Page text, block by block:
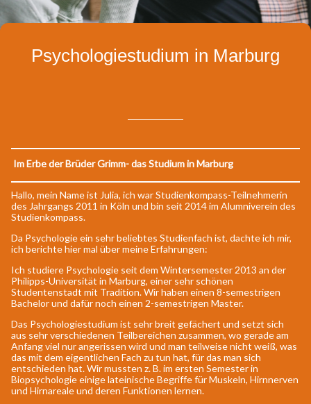
Psychologiestudium in Marburg
Im Erbe der Brüder Grimm- das Studium in Marburg
Hallo, mein Name ist Julia, ich war Studienkompass-Teilnehmerin
des Jahrgangs 2011 in Köln und bin seit 2014 im Alumniverein des
Studienkompass.
Da Psychologie ein sehr beliebtes Studienfach ist, dachte ich mir,
ich berichte hier mal über meine Erfahrungen:
Ich studiere Psychologie seit dem Wintersemester 2013 an der
Philipps-Universität in Marburg, einer sehr schönen
Studentenstadt mit Tradition. Wir haben einen 8-semestrigen
Bachelor und dafür noch einen 2-semestrigen Master.
Das Psychologiestudium ist sehr breit gefächert und setzt sich
aus sehr verschiedenen Teilbereichen zusammen, wo gerade am
Anfang viel nur angerissen wird und man teilweise nicht weiß, was
das mit dem eigentlichen Fach zu tun hat, für das man sich
entschieden hat. Wir mussten z. B. im ersten Semester in
Biopsychologie einige lateinische Begriffe für Muskeln, Hirnnerven
und Hirnareale und deren Funktionen lernen.